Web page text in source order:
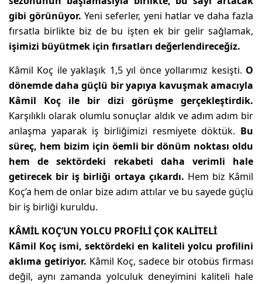
gibi görünüyor. Yeni seferler, yeni hatlar ve daha fazla
fırsatla birlikte biz de bu işten ek bir gelir sağlamak,
işimizi büyütmek için fırsatları değerlendireceğiz.
Kâmil Koç ile yaklaşık 1,5 yıl önce yollarımız kesişti. O
dönemde daha güçlü bir yapıya kavuşmak amacıyla
Kâmil Koç ile bir dizi görüşme gerçekleştirdik.
Karşılıklı olarak olumlu sonuçlar aldık ve adım adım bir
anlaşma yaparak iş birliğimizi resmiyete döktük. Bu
süreç, hem bizim için öemli bir dönüm noktası oldu
hem de sektördeki rekabeti daha verimli hale
getirecek bir iş birliği ortaya çıkardı. Hem biz Kâmil
Koç’a hem de onlar bize adım attılar ve bu sayede güçlü
bir iş birliği kuruldu.
KÂMİL KOÇ’UN YOLCU PROFİLİ ÇOK KALİTELİ
Kâmil Koç ismi, sektördeki en kaliteli yolcu profilini
aklıma getiriyor. Kâmil Koç, sadece bir otobüs firması
değil, aynı zamanda yolculuk deneyimini kaliteli hale